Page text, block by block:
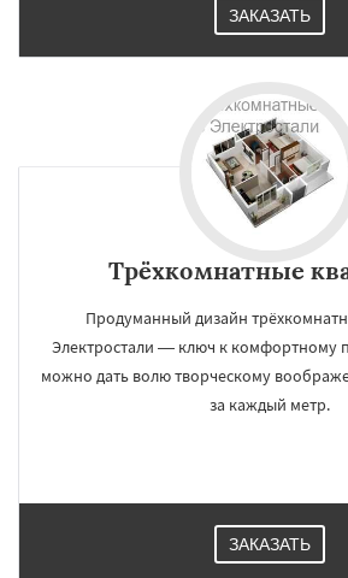
ЗАКАЗАТЬ
Трёхкомнатные
Продуманный дизайн
Электростали — ключ к комфортному
можно дать волю творческому
за каждый метр.
ЗАКАЗАТЬ